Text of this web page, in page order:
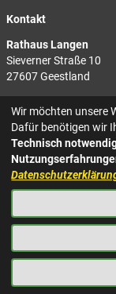
Kontakt
Rathaus Langen
Sieverner Straße 10
27607 Geestland
Rathaus Bad
Am Markt 8
27624 Geestland
Tel.: 04743 937-2300
KONTAKT
IMPRESSUM
BARRIEREFREIHEIT
Wir möchten unsere
Dafür benötigen wir
Technisch